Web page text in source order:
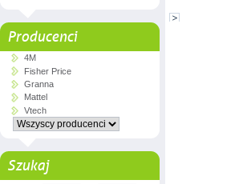
Producenci
4M
Fisher Price
Granna
Mattel
Vtech
Szukaj